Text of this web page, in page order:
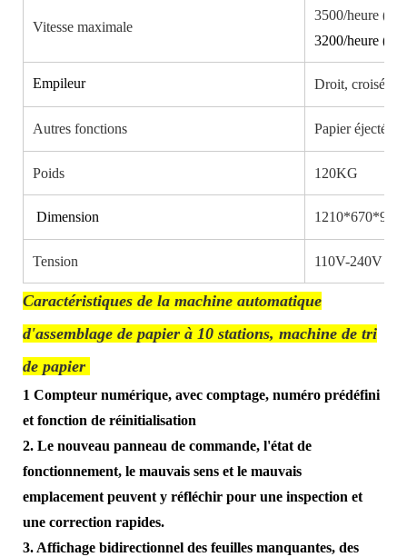
Vitesse maximale
3500/heure
3200/heure
Empileur Droit, croisé
Autres fonctions Papier éjecté à
Poids 120KG
Dimension
Tension 110V-240V
Caractéristiques de la machine automatique
d'assemblage de papier à 10 stations, machine de tri
de papier
1 Compteur numérique, avec comptage, numéro prédéfini
et fonction de réinitialisation
2. Le nouveau panneau de commande, l'état de
fonctionnement, le mauvais sens et le mauvais
emplacement peuvent y réfléchir pour une inspection et
une correction rapides.
3. Affichage bidirectionnel des feuilles manquantes, des